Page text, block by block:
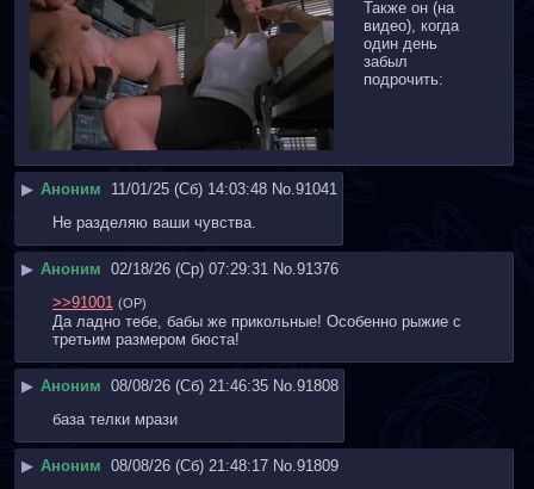
Также он (на
видео), когда
один день
забыл
подрочить:
▶ Аноним 11/01/25 (Сб) 14:03:48 No. 91041
Не разделяю ваши чувства.
▶ Аноним 02/18/26 (Ср) 07:29:31 No. 91376
>>91001 (OP)
Да ладно тебе, бабы же прикольные! Особенно рыжие с
третьим размером бюста!
▶ Аноним 08/08/26 (Сб) 21:46:35 No. 91808
база телки мрази
▶ Аноним 08/08/26 (Сб) 21:48:17 No. 91809